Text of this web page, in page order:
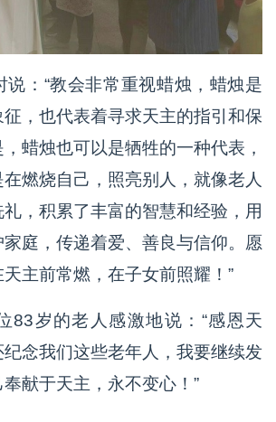
说：“教会非常重视蜡烛，蜡烛是
，也代表着寻求天主的指引和保
蜡烛也可以是牺牲的一种代表，
燃烧自己，照亮别人，就像老人
，积累了丰富的智慧和经验，用
庭，传递着爱、善良与信仰。愿
主前常燃，在子女前照耀！”
83岁的老人感激地说：“感恩天
念我们这些老年人，我要继续发
献于天主，永不变心！”